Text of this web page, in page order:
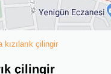
kızılarık çilingir
çilingir